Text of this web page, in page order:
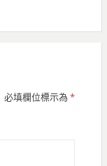
必填欄位標示為 *